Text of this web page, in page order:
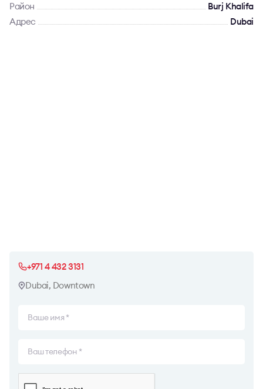
Район
Burj Khalifa
Адрес
Dubai
+971 4 432 3131
Dubai, Downtown